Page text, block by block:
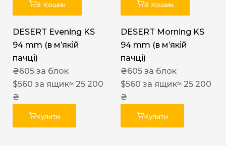
В Кошик
DESERT Evening KS
94 mm (в мʼякій
пачці)
₴605 за блок
$560 за ящик≈ 25 200
₴
Купити
В Кошик
DESERT Morning KS
94 mm (в мʼякій
пачці)
₴605 за блок
$560 за ящик≈ 25 200
₴
Купити